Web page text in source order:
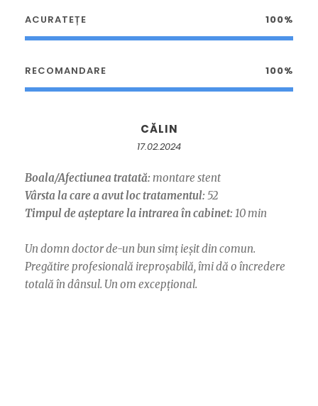
ACURATEȚE 100%
RECOMANDARE 100%
CĂLIN
17.02.2024
Boala/Afectiunea tratată: montare stent
Vârsta la care a avut loc tratamentul: 52
Timpul de așteptare la intrarea în cabinet: 10 min
Un domn doctor de-un bun simț ieșit din comun.
Pregătire profesională ireproșabilă, îmi dă o încredere
totală în dânsul. Un om excepțional.